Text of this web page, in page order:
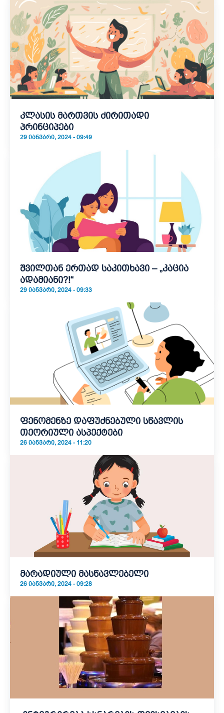
კლასის მართვის ძირითადი
პრინციპები
29 ᲘᲐᲜᲕᲐᲠᲘ, 2024 - 09:49
შვილთან ერთად საკითხავი – „კაცია
ადამიანი?!“
29 ᲘᲐᲜᲕᲐᲠᲘ, 2024 - 09:33
ფენომენზე დაფუძნებული სწავლის
თეორიული ასპექტები
26 ᲘᲐᲜᲕᲐᲠᲘ, 2024 - 11:20
მარადიული მასწავლებელი
26 ᲘᲐᲜᲕᲐᲠᲘ, 2024 - 09:28